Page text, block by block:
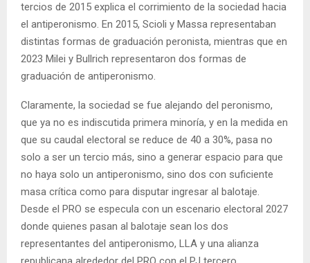
tercios de 2015 explica el corrimiento de la sociedad hacia
el antiperonismo. En 2015, Scioli y Massa representaban
distintas formas de graduación peronista, mientras que en
2023 Milei y Bullrich representaron dos formas de
graduación de antiperonismo.
Claramente, la sociedad se fue alejando del peronismo,
que ya no es indiscutida primera minoría, y en la medida en
que su caudal electoral se reduce de 40 a 30%, pasa no
solo a ser un tercio más, sino a generar espacio para que
no haya solo un antiperonismo, sino dos con suficiente
masa crítica como para disputar ingresar al balotaje.
Desde el PRO se especula con un escenario electoral 2027
donde quienes pasan al balotaje sean los dos
representantes del antiperonismo, LLA y una alianza